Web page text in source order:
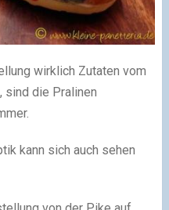
wirklich Zutaten vom
sind die Pralinen
kann sich auch sehen